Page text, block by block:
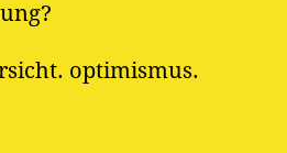
optimismus.